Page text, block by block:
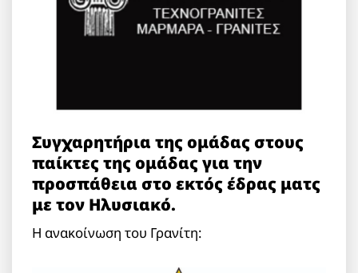
Συγχαρητήρια της ομάδας στους
παίκτες της ομάδας για την
προσπάθεια στο εκτός έδρας ματς
με τον Ηλυσιακό.
Η ανακοίνωση του Γρανίτη: